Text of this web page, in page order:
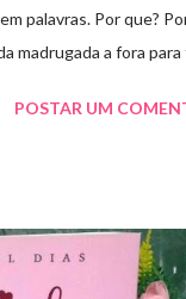
palavras. Por que?
madrugada a fora para
de Vidro que
com tudo que Dorian
sobre o Pai do
POSTAR UM